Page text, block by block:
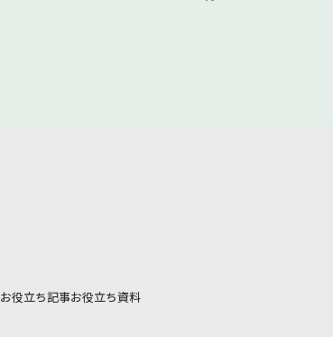
お役立ち記事お役立ち資料